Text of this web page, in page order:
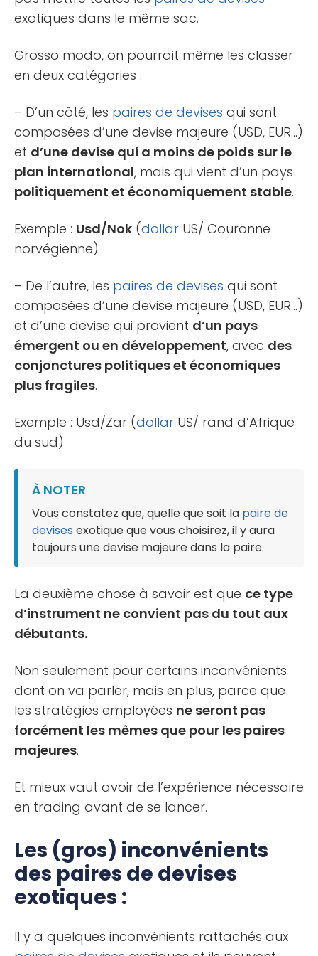
exotiques dans le même sac.
Grosso modo, on pourrait même les classer
en deux catégories :
– D’un côté, les paires de devises qui sont
composées d’une devise majeure (USD, EUR…)
et d’une devise qui a moins de poids sur le
plan international, mais qui vient d’un pays
politiquement et économiquement stable.
Exemple : Usd/Nok (dollar US/ Couronne
norvégienne)
– De l’autre, les paires de devises qui sont
composées d’une devise majeure (USD, EUR…)
et d’une devise qui provient d’un pays
émergent ou en développement, avec des
conjonctures politiques et économiques
plus fragiles.
Exemple : Usd/Zar (dollar US/ rand d’Afrique
du sud)
À NOTER
Vous constatez que, quelle que soit la paire de
devises exotique que vous choisirez, il y aura
toujours une devise majeure dans la paire.
La deuxième chose à savoir est que ce type
d’instrument ne convient pas du tout aux
débutants.
Non seulement pour certains inconvénients
dont on va parler, mais en plus, parce que
les stratégies employées ne seront pas
forcément les mêmes que pour les paires
majeures.
Et mieux vaut avoir de l’expérience nécessaire
en trading avant de se lancer.
Les (gros) inconvénients
des paires de devises
exotiques :
Il y a quelques inconvénients rattachés aux